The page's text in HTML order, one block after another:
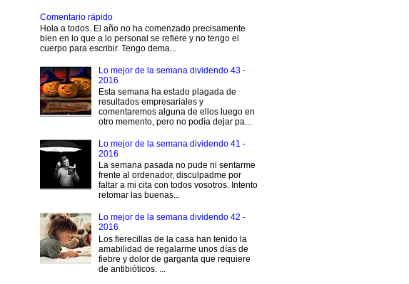
Comentario rápido
Hola a todos. El año no ha comenzado precisamente
bien en lo que a lo personal se refiere y no tengo el
cuerpo para escribir. Tengo dema...
Lo mejor de la semana dividendo 43 -
2016
Esta semana ha estado plagada de
resultados empresariales y
comentaremos alguna de ellos luego en
otro memento, pero no podía dejar pa...
Lo mejor de la semana dividendo 41 -
2016
La semana pasada no pude ni sentarme
frente al ordenador, disculpadme por
faltar a mi cita con todos vosotros. Intento
retomar las buenas...
Lo mejor de la semana dividendo 42 -
2016
Los fierecillas de la casa han tenido la
amabilidad de regalarme unos días de
fiebre y dolor de garganta que requiere
de antibióticos. ...